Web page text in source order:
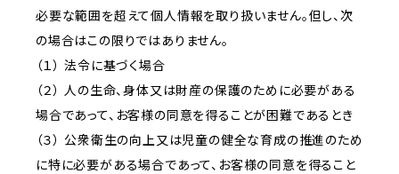
必要な範囲を超えて個人情報を取り扱いません。但し、次
の場合はこの限りではありません。
（１） 法令に基づく場合
（２） 人の生命、身体又は財産の保護のために必要がある
場合であって、お客様の同意を得ることが困難であるとき
（３） 公衆衛生の向上又は児童の健全な育成の推進のため
に特に必要がある場合であって、お客様の同意を得ること